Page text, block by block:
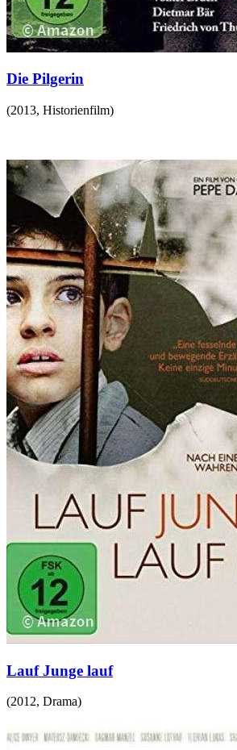
Die Pilgerin
(2013, Historienfilm)
Lauf Junge lauf
(2012, Drama)